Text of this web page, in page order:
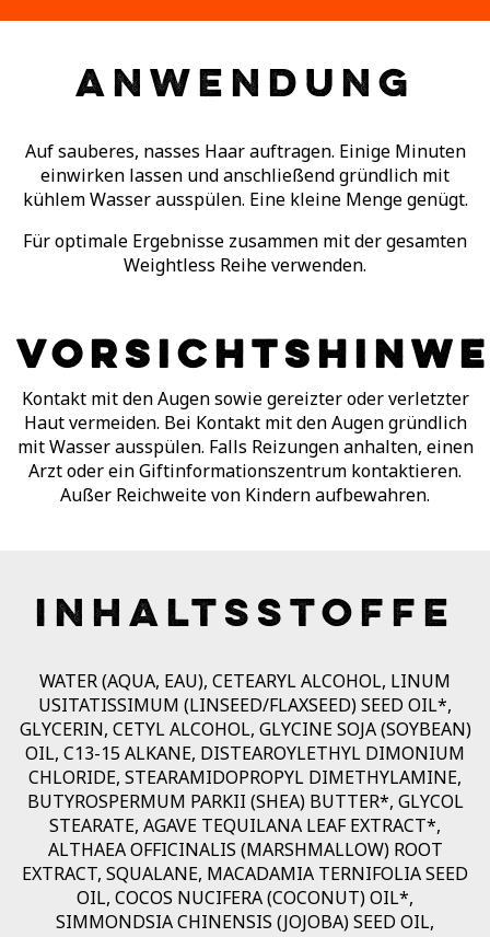
ANWENDUNG
Auf sauberes, nasses Haar auftragen. Einige Minuten
einwirken lassen und anschließend gründlich mit
kühlem Wasser ausspülen. Eine kleine Menge genügt.
Für optimale Ergebnisse zusammen mit der gesamten
Weightless Reihe verwenden.
Kontakt mit den Augen sowie gereizter oder verletzter
Haut vermeiden. Bei Kontakt mit den Augen gründlich
mit Wasser ausspülen. Falls Reizungen anhalten, einen
Arzt oder ein Giftinformationszentrum kontaktieren.
Außer Reichweite von Kindern aufbewahren.
INHALTSSTOFFE
WATER (AQUA, EAU), CETEARYL ALCOHOL, LINUM
USITATISSIMUM (LINSEED/FLAXSEED) SEED OIL*,
GLYCERIN, CETYL ALCOHOL, GLYCINE SOJA (SOYBEAN)
OIL, C13-15 ALKANE, DISTEAROYLETHYL DIMONIUM
CHLORIDE, STEARAMIDOPROPYL DIMETHYLAMINE,
BUTYROSPERMUM PARKII (SHEA) BUTTER*, GLYCOL
STEARATE, AGAVE TEQUILANA LEAF EXTRACT*,
ALTHAEA OFFICINALIS (MARSHMALLOW) ROOT
EXTRACT, SQUALANE, MACADAMIA TERNIFOLIA SEED
OIL, COCOS NUCIFERA (COCONUT) OIL*,
SIMMONDSIA CHINENSIS (JOJOBA) SEED OIL,